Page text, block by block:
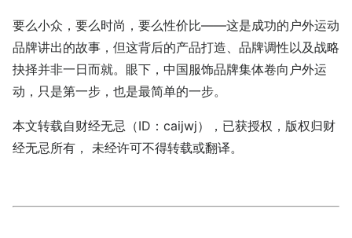
要么小众，要么时尚，要么性价比——这是成功的户外运动
品牌讲出的故事，但这背后的产品打造、品牌调性以及战略
抉择并非一日而就。眼下，中国服饰品牌集体卷向户外运
动，只是第一步，也是最简单的一步。
本文转载自财经无忌（ID：caijwj），已获授权，版权归财
经无忌所有， 未经许可不得转载或翻译。